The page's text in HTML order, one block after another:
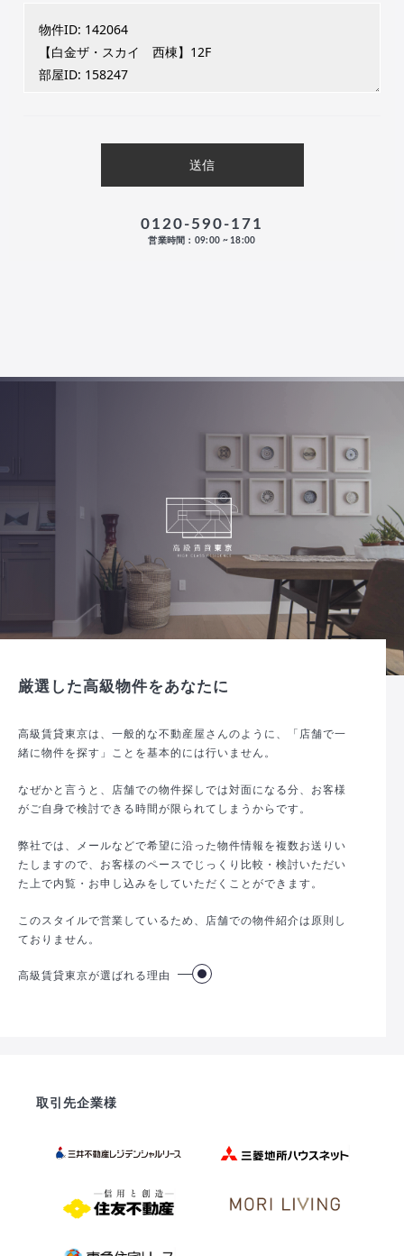
0120-590-171
営業時間：09:00 ~ 18:00
厳選した高級物件をあなたに
高級賃貸東京は、一般的な不動産屋さんのように、「店舗で一
緒に物件を探す」ことを基本的には行いません。
なぜかと言うと、店舗での物件探しでは対面になる分、お客様
がご自身で検討できる時間が限られてしまうからです。
弊社では、メールなどで希望に沿った物件情報を複数お送りい
たしますので、お客様のペースでじっくり比較・検討いただい
た上で内覧・お申し込みをしていただくことができます。
このスタイルで営業しているため、店舗での物件紹介は原則し
ておりません。
高級賃貸東京が選ばれる理由
取引先企業様